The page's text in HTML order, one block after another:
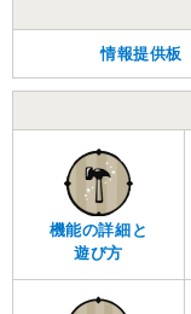
情報提供板
機能の詳細と
遊び方